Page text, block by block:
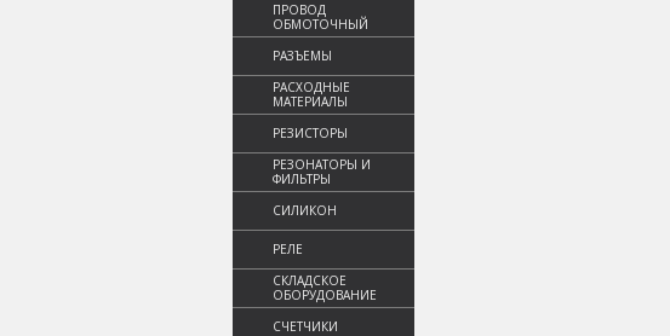
ПРОВОД
ОБМОТОЧНЫЙ
РАЗЪЕМЫ
РАСХОДНЫЕ
МАТЕРИАЛЫ
РЕЗИСТОРЫ
РЕЗОНАТОРЫ И
ФИЛЬТРЫ
СИЛИКОН
РЕЛЕ
СКЛАДСКОЕ
ОБОРУДОВАНИЕ
СЧЕТЧИКИ